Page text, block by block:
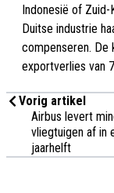
Indonesië of
Duitse industrie
compenseren. De
exportverlies van
Vorig artikel
Airbus levert
vliegtuigen af in
jaarhelft